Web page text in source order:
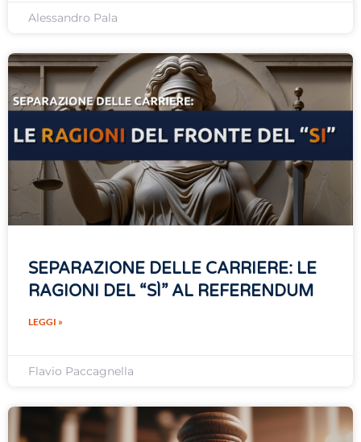
Alessandro Pala
SEPARAZIONE DELLE CARRIERE: LE
RAGIONI DEL “SÌ” AL REFERENDUM
LEGGI »
Flavio Paccagnella